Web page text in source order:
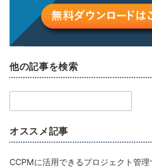
他の記事を検索
索：
オススメ記事
CCPMに活用できるプロジェクト管